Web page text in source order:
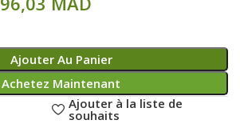
Ajouter Au Panier
Achetez Maintenant
Ajouter à la liste de
souhaits